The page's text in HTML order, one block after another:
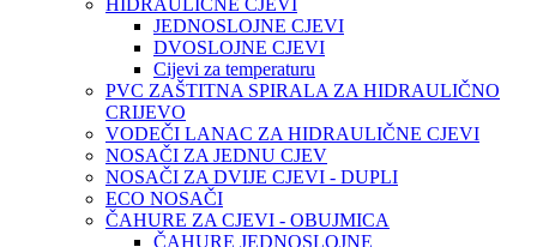
HIDRAULIČNE CJEVI
JEDNOSLOJNE CJEVI
DVOSLOJNE CJEVI
Cijevi za temperaturu
PVC ZAŠTITNA SPIRALA ZA HIDRAULIČNO
CRIJEVO
VODEČI LANAC ZA HIDRAULIČNE CJEVI
NOSAČI ZA JEDNU CJEV
NOSAČI ZA DVIJE CJEVI - DUPLI
ECO NOSAČI
ČAHURE ZA CJEVI - OBUJMICA
ČAHURE JEDNOSLOJNE